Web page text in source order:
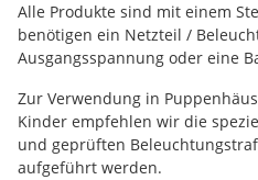
Alle Produkte sind mit einem
benötigen ein Netzteil /
Ausgangsspannung oder eine
Zur Verwendung in
Kinder empfehlen wir die
und geprüften
aufgeführt werden.